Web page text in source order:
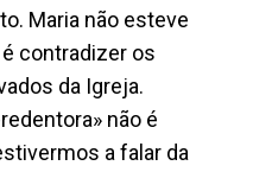
Maria não esteve
contradizer os
da Igreja.
não é
a falar da